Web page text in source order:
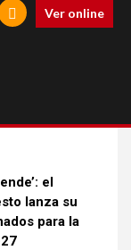
Ver online
el
lanza su
para la